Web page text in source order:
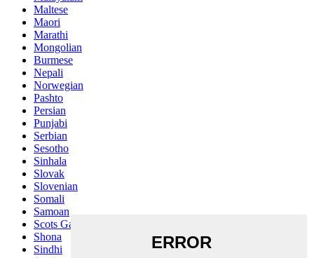
Maltese
Maori
Marathi
Mongolian
Burmese
Nepali
Norwegian
Pashto
Persian
Punjabi
Serbian
Sesotho
Sinhala
Slovak
Slovenian
Somali
Samoan
Scots Gaelic
Shona
Sindhi